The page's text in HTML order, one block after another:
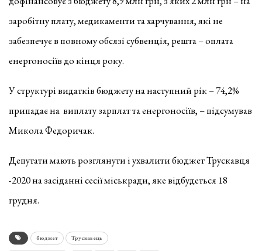
заробітну плату, медикаменти та харчування, які не
забезпечує в повному обсязі субвенція, решта – оплата
енергоносіїв до кінця року.
У структурі видатків бюджету на наступний рік – 74,2%
припадає на виплату зарплат та енергоносіїв, – підсумував
Микола Федоричак.
Депутати мають розглянути і ухвалити бюджет Трускавця
-2020 на засіданні сесії міськради, яке відбудеться 18
грудня.
бюджет Трускавець